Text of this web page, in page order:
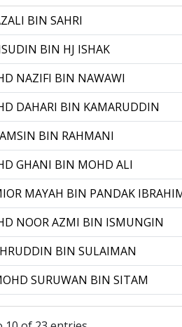
BIN SAHRI
BIN HJ ISHAK
NAZIFI BIN NAWAWI
DAHARI BIN KAMARUDDIN
BIN RAHMANI
GHANI BIN MOHD ALI
MAYAH BIN PANDAK
NOOR AZMI BIN ISMUNGIN
BIN SULAIMAN
SURUWAN BIN SITAM